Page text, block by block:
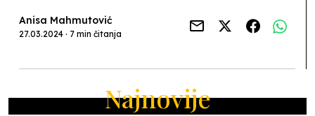
Anisa Mahmutović
27.03.2024 · 7 min čitanja
Najnovije